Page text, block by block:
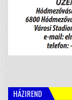
HÁZIREND